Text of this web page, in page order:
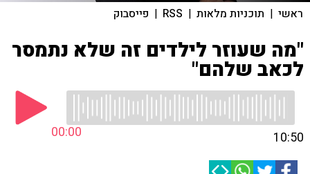
ראשי | תוכניות מלאות |
RSS
| פייסבוק
"מה שעוזר לילדים זה שלא נתמסר
לכאב שלהם"
00:00 10:50